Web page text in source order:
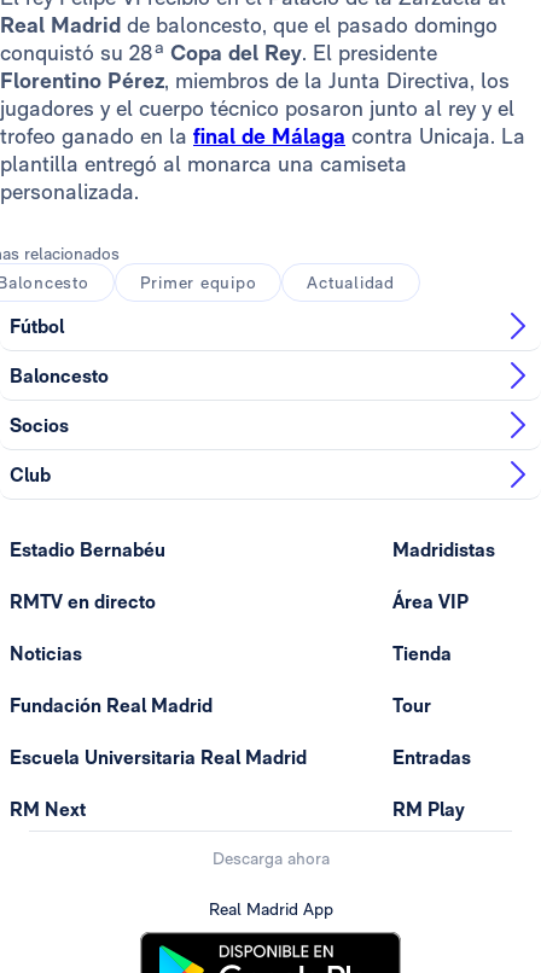
Real Madrid de baloncesto, que el pasado domingo
conquistó su 28ª Copa del Rey. El presidente
Florentino Pérez, miembros de la Junta Directiva, los
jugadores y el cuerpo técnico posaron junto al rey y el
trofeo ganado en la final de Málaga contra Unicaja. La
plantilla entregó al monarca una camiseta
personalizada.
relacionados
Primer equipo Actualidad
Fútbol
Baloncesto
Socios
Club
Estadio Bernabéu
RMTV en directo
Noticias
Fundación Real Madrid
Escuela Universitaria Real Madrid
RM Next
Madridistas
Área VIP
Tienda
Tour
Entradas
RM Play
Descarga ahora
Real Madrid App